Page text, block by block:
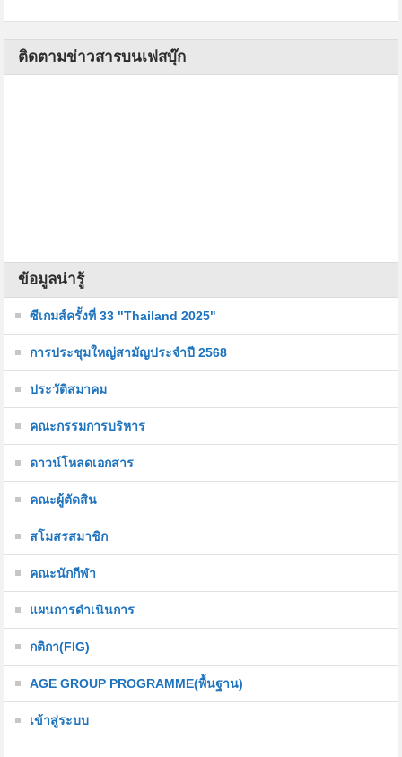
ติดตามข่าวสารบนเฟสบุ๊ก
ข้อมูลน่ารู้
ซีเกมส์ครั้งที่ 33 "Thailand 2025"
การประชุมใหญ่สามัญประจำปี 2568
ประวัติสมาคม
คณะกรรมการบริหาร
ดาวน์โหลดเอกสาร
คณะผู้ตัดสิน
สโมสรสมาชิก
คณะนักกีฬา
แผนการดำเนินการ
กติกา(FIG)
AGE GROUP PROGRAMME(พื้นฐาน)
เข้าสู่ระบบ